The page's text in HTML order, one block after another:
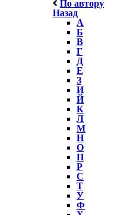
По автору
Назад
А
Б
В
Г
Д
Е
З
И
Й
К
Л
М
Н
О
П
Р
С
Т
У
Ф